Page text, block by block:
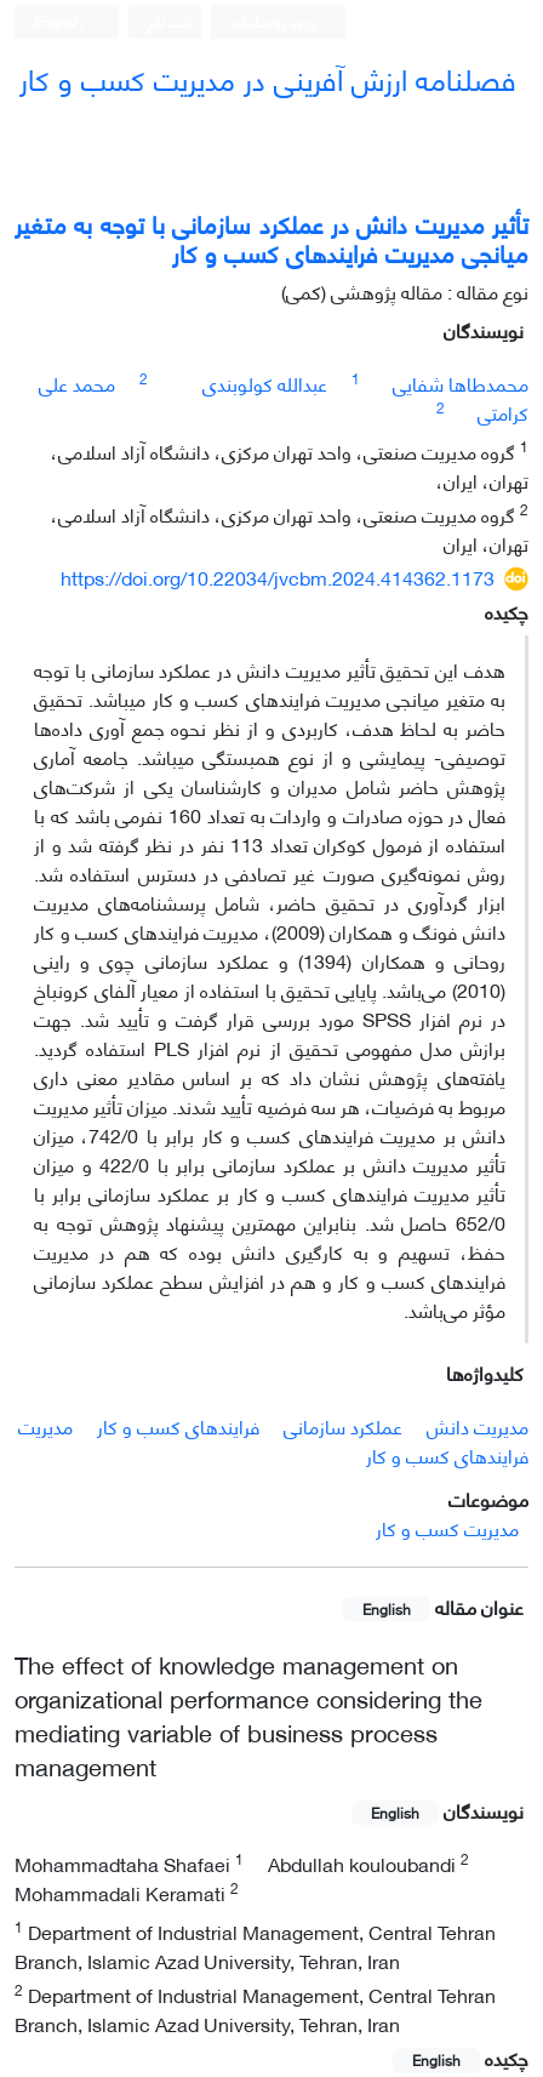
فصلنامه ارزش آفرینی در مدیریت کسب و کار
تأثیر مدیریت دانش در عملکرد سازمانی با توجه به متغیر
میانجی مدیریت فرایندهای کسب و کار
نوع مقاله : مقاله پژوهشی (کمی)
نویسندگان
محمدطاها شفایی
1 عبدالله کولوبندی 2
محمد علی
کرامتی
2
1 گروه مدیریت صنعتی، واحد تهران مرکزی، دانشگاه آزاد اسلامی،
تهران، ایران،
2 گروه مدیریت صنعتی، واحد تهران مرکزی، دانشگاه آزاد اسلامی،
تهران، ایران
https://doi.org/10.22034/jvcbm.2024.414362.1173
چکیده
هدف این تحقیق تأثیر مدیریت دانش در عملکرد سازمانی با توجه
به متغیر میانجی مدیریت فرایندهای کسب و کار می‎باشد. تحقیق
حاضر به لحاظ هدف، کاربردی و از نظر نحوه جمع آوری داده‌ها
توصیفی- پیمایشی و از نوع همبستگی می‎باشد. جامعه آماری
پژوهش حاضر شامل مدیران و کارشناسان یکی از شرکت‌های
فعال در حوزه صادرات و واردات به تعداد 160 نفرمی باشد که با
استفاده از فرمول کوکران تعداد 113 نفر در نظر گرفته شد و از
روش نمونه‌گیری صورت غیر تصادفی در دسترس استفاده شد.
ابزار گردآوری در تحقیق حاضر، شامل پرسشنامه‌های مدیریت
دانش فونگ و همکاران (2009)، مدیریت فرایندهای کسب و کار
روحانی و همکاران (1394) و عملکرد سازمانی چوی و راینی
(2010) می‌باشد. پایایی تحقیق با استفاده از معیار آلفای کرونباخ
در نرم ­افزار SPSS مورد بررسی قرار گرفت و تأیید شد. جهت
برازش مدل مفهومی تحقیق از نرم افزار PLS استفاده گردید.
یافته‌های پژوهش نشان داد که بر اساس مقادیر معنی داری
مربوط به فرضیات، هر سه فرضیه تأیید شدند. میزان تأثیر مدیریت
دانش بر مدیریت فرایندهای کسب و کار برابر با 742/0، میزان
تأثیر مدیریت دانش بر عملکرد سازمانی برابر با 422/0 و میزان
تأثیر مدیریت فرایندهای کسب و کار بر عملکرد سازمانی برابر با
652/0 حاصل شد. بنابراین مهمترین پیشنهاد پژوهش توجه به
حفظ، تسهیم و به کارگیری دانش بوده که هم در مدیریت
فرایندهای کسب و کار و هم در افزایش سطح عملکرد سازمانی
مؤثر می‌باشد.
کلیدواژه‌ها
مدیریت دانش
عملکرد سازمانی فرایندهای کسب و کار
مدیریت
فرایندهای کسب و کار
موضوعات
مدیریت کسب و کار
عنوان مقاله English
The effect of knowledge management on
organizational performance considering the
mediating variable of business process
management
نویسندگان English
Mohammadtaha Shafaei 1 Abdullah kouloubandi 2
Mohammadali Keramati 2
1 Department of Industrial Management, Central Tehran
Branch, Islamic Azad University, Tehran, Iran
2 Department of Industrial Management, Central Tehran
Branch, Islamic Azad University, Tehran, Iran
چکیده
English